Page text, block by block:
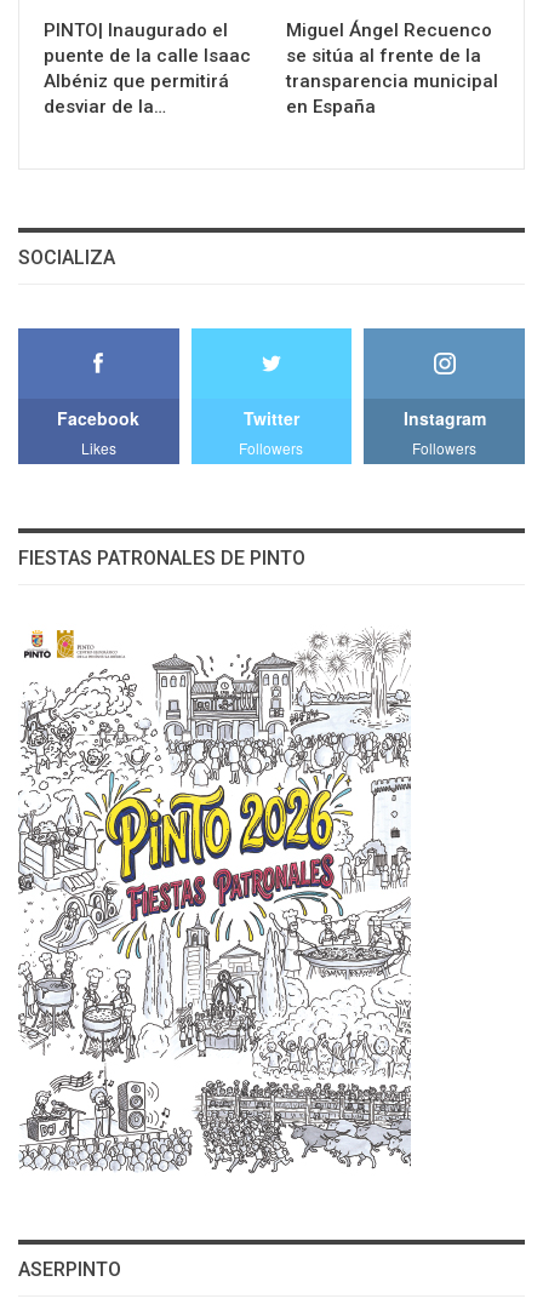
PINTO| Inaugurado el
puente de la calle Isaac
Albéniz que permitirá
desviar de la…
Miguel Ángel Recuenco
se sitúa al frente de la
transparencia municipal
en España
SOCIALIZA
Facebook
Likes
Twitter
Followers
Instagram
Followers
FIESTAS PATRONALES DE PINTO
ASERPINTO